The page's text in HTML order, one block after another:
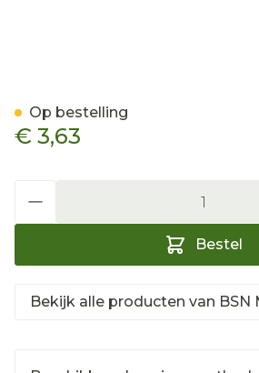
€ 3,63
Bestel
Op bestelling
Bekijk alle producten van BSN